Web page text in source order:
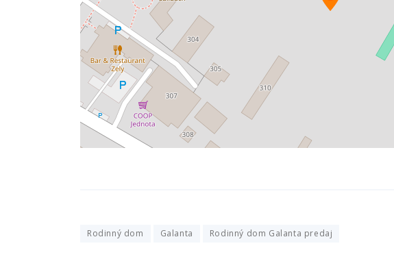
Rodinný dom Galanta Rodinný dom Galanta predaj